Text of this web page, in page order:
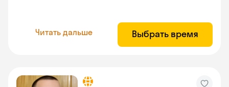
Читать дальше Выбрать время